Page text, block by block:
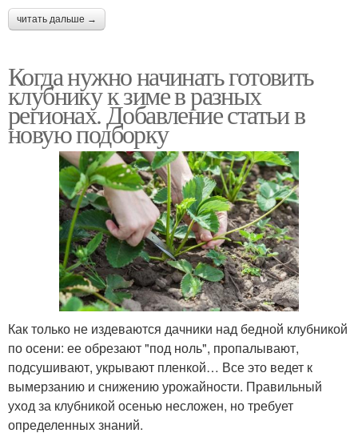
читать дальше →
Когда нужно начинать готовить
клубнику к зиме в разных
регионах. Добавление статьи в
новую подборку
Как только не издеваются дачники над бедной клубникой
по осени: ее обрезают "под ноль", пропалывают,
подсушивают, укрывают пленкой… Все это ведет к
вымерзанию и снижению урожайности. Правильный
уход за клубникой осенью несложен, но требует
определенных знаний.